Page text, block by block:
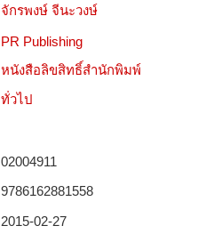
จักรพงษ์ จีนะวงษ์
PR Publishing
หนังสือลิขสิทธิ์สำนักพิมพ์
ทั่วไป
02004911
9786162881558
2015-02-27